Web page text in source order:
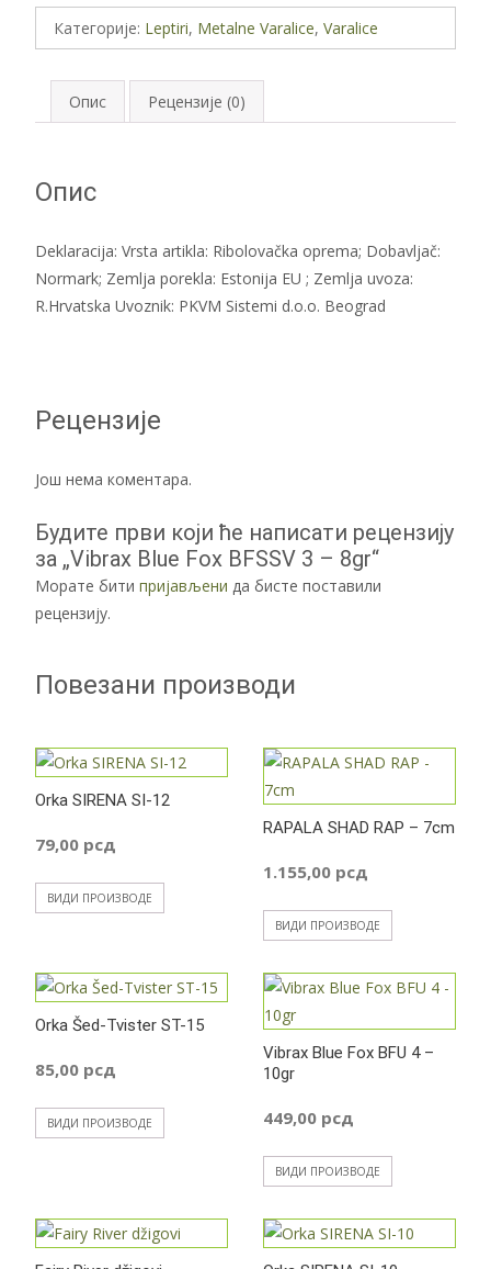
Категорије: Leptiri, Metalne Varalice, Varalice
Опис Рецензије (0)
Опис
Deklaracija: Vrsta artikla: Ribolovačka oprema; Dobavljač:
Normark; Zemlja porekla: Estonija EU ; Zemlja uvoza:
R.Hrvatska Uvoznik: PKVM Sistemi d.o.o. Beograd
Рецензије
Још нема коментара.
Будите први који ће написати рецензију
за „Vibrax Blue Fox BFSSV 3 – 8gr“
Морате бити пријављени да бисте поставили
рецензију.
Повезани производи
Orka SIRENA SI-12
79,00 рсд
ВИДИ ПРОИЗВОДЕ
RAPALA SHAD RAP – 7cm
1.155,00 рсд
ВИДИ ПРОИЗВОДЕ
Orka Šed-Tvister ST-15
85,00 рсд
ВИДИ ПРОИЗВОДЕ
Vibrax Blue Fox BFU 4 –
10gr
449,00 рсд
ВИДИ ПРОИЗВОДЕ